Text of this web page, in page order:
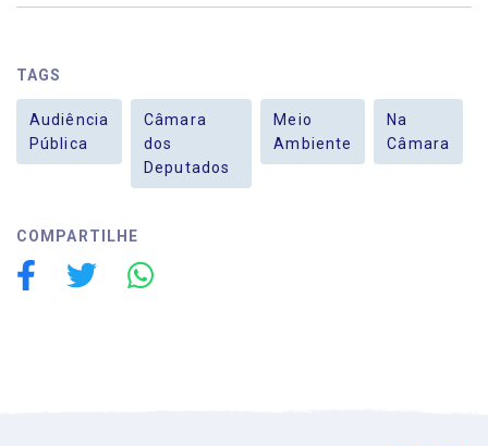
TAGS
Audiência
Pública
Câmara
dos
Deputados
Meio
Ambiente
Na
Câmara
COMPARTILHE